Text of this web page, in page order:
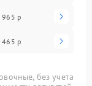
965 р
465 р
без учета